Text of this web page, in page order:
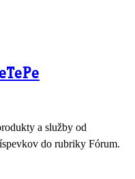
a služby od
do rubriky Fórum.